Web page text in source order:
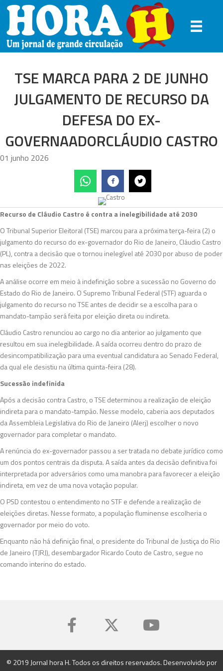
TSE MARCA PARA 2 DE JUNHO
JULGAMENTO DE RECURSO DA
DEFESA DO EX-
GOVERNAADORCLÁUDIO CASTRO
01 junho 2026
Recurso de Cláudio Castro é contra a inelegibilidade até 2030
O Tribunal Superior Eleitoral (TSE) marcou para a próxima terça-feira (2) o
julgamento do recurso do ex-governador do Rio de Janeiro, Cláudio Castro
(PL), contra a decisão que o tornou inelegível até 2030 por abuso de poder
nas eleições de 2022.
A análise ocorre em meio à indefinição sobre a sucessão no Governo do
Estado do Rio de Janeiro. O Supremo Tribunal Federal (STF) aguarda o
julgamento do recurso no TSE antes de decidir se a escolha para o
mandato-tampão será feita por eleição direta ou indireta.
Cláudio Castro renunciou ao cargo no dia anterior ao julgamento que
resultou em sua inelegibilidade. A saída ocorreu dentro do prazo de
desincompatibilização para uma eventual candidatura ao Senado Federal,
da qual ele desistiu na última quinta-feira (28).
Sucessão indefinida
Após a decisão contra Castro, o TSE determinou a realização de eleição
indireta para o mandato-tampão. Nesse modelo, caberia aos deputados
da Assembleia Legislativa do Rio de Janeiro (Alerj) escolher o novo
governador para completar o mandato.
A renúncia do ex-governador passou a ser tratada no debate jurídico como
um dos pontos centrais da disputa. A saída antes da decisão definitiva foi
interpretada por adversários como uma manobra para favorecer a eleição
indireta, em vez de uma nova votação popular.
O PSD contestou o entendimento no STF e defende a realização de
eleições diretas. Nesse formato, a população fluminense escolheria o
governador por meio do voto.
Enquanto não há definição final, o presidente do Tribunal de Justiça do Rio
de Janeiro (TJRJ), desembargador Ricardo Couto de Castro, segue no
comando interino do estado.
© 2019 Jornal hora H. Todos os direitos reservados. Desenvolvido por